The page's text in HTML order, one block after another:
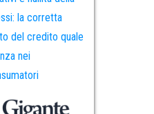
la corretta
del credito quale
nei